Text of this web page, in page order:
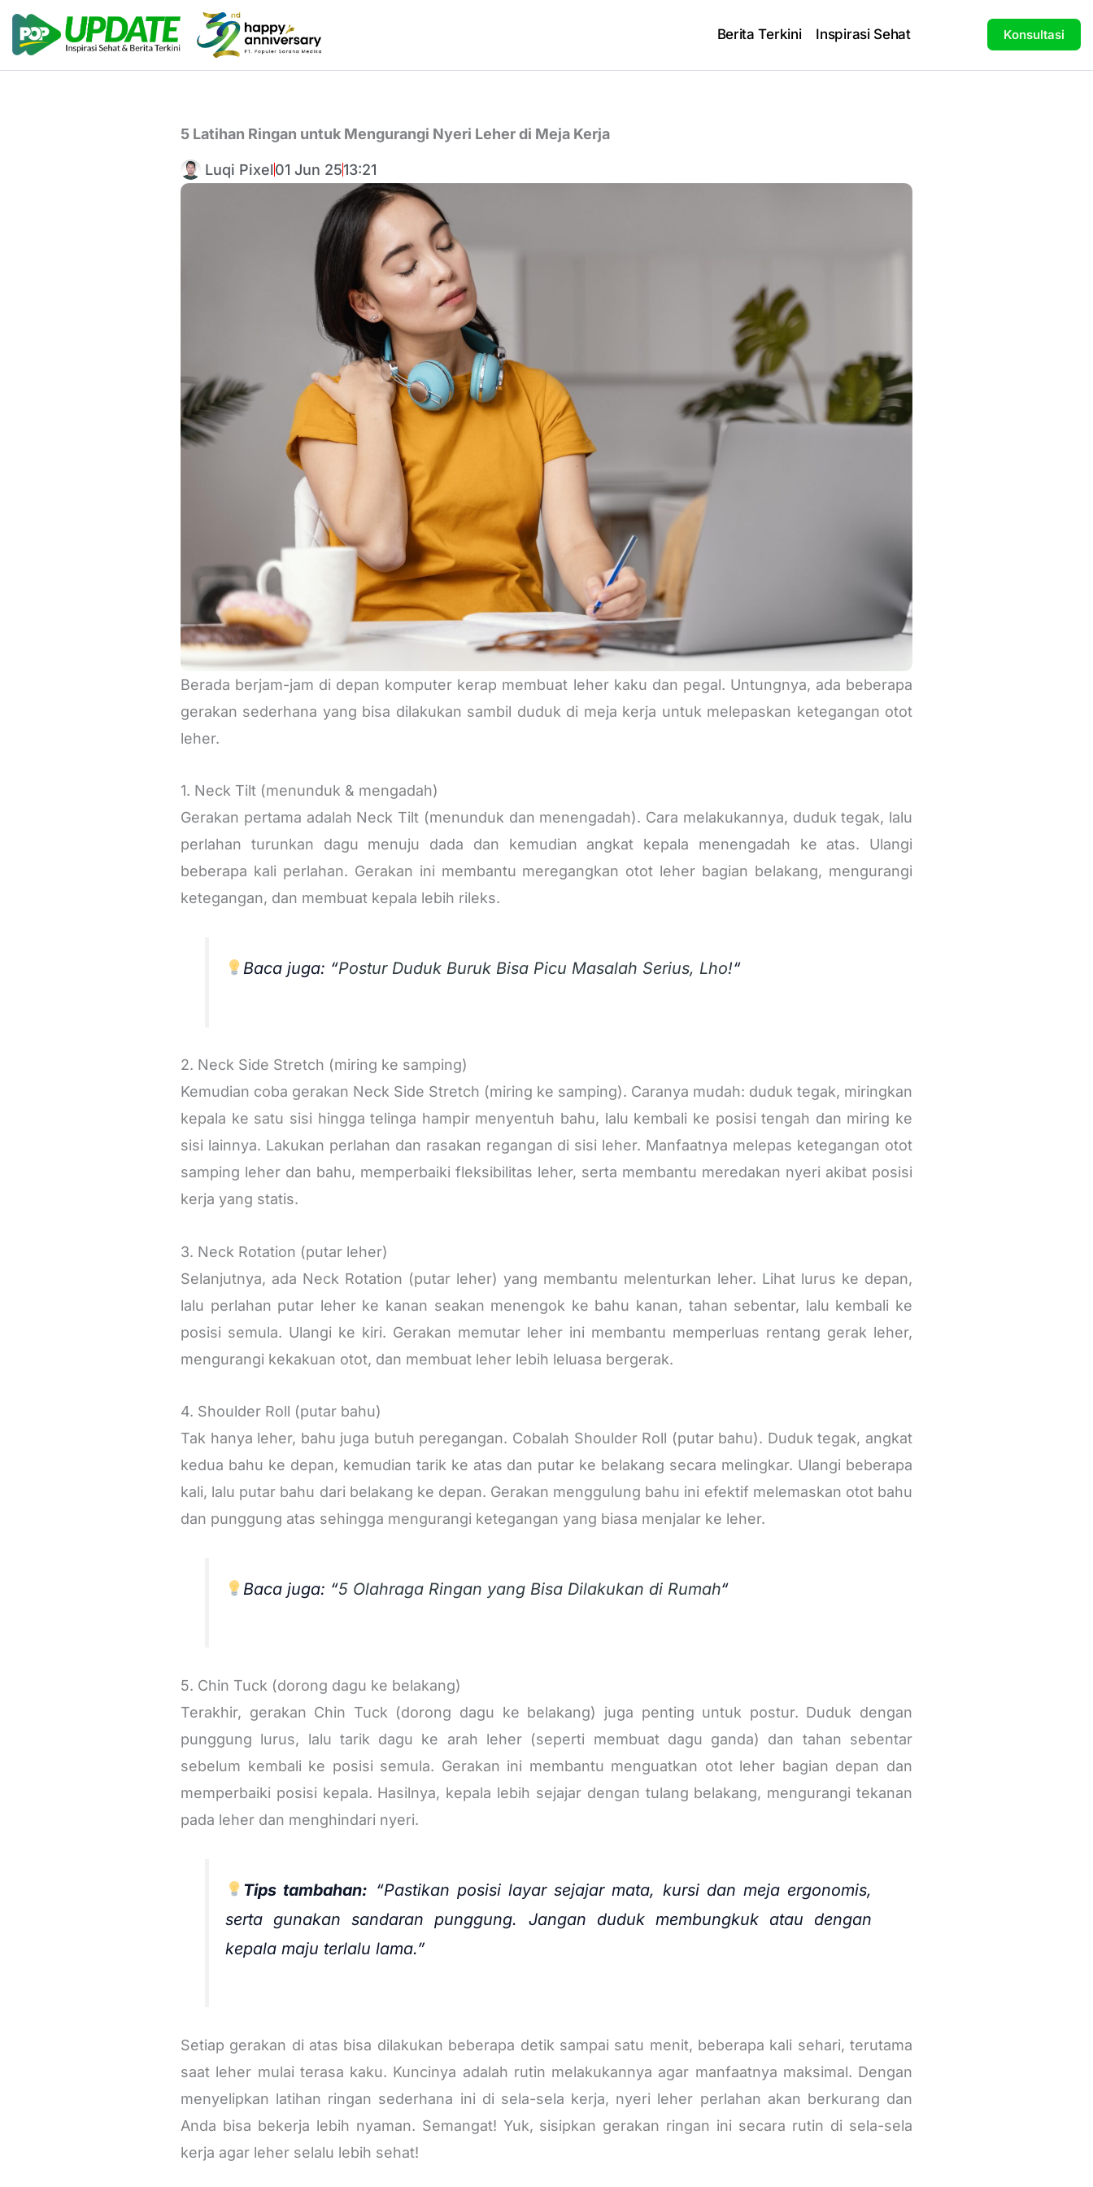
Lewati
konten
Berita Terkini Inspirasi Sehat Konsultasi
5 Latihan Ringan untuk Mengurangi Nyeri Leher di Meja Kerja
Luqi Pixel01 Jun 2513:21
Berada berjam-jam di depan komputer kerap membuat leher kaku dan pegal. Untungnya, ada beberapa
gerakan sederhana yang bisa dilakukan sambil duduk di meja kerja untuk melepaskan ketegangan otot
leher.
1. Neck Tilt (menunduk & mengadah)
Gerakan pertama adalah Neck Tilt (menunduk dan menengadah). Cara melakukannya, duduk tegak, lalu
perlahan turunkan dagu menuju dada dan kemudian angkat kepala menengadah ke atas. Ulangi
beberapa kali perlahan. Gerakan ini membantu meregangkan otot leher bagian belakang, mengurangi
ketegangan, dan membuat kepala lebih rileks.
Baca juga: “Postur Duduk Buruk Bisa Picu Masalah Serius, Lho!“
2. Neck Side Stretch (miring ke samping)
Kemudian coba gerakan Neck Side Stretch (miring ke samping). Caranya mudah: duduk tegak, miringkan
kepala ke satu sisi hingga telinga hampir menyentuh bahu, lalu kembali ke posisi tengah dan miring ke
sisi lainnya. Lakukan perlahan dan rasakan regangan di sisi leher. Manfaatnya melepas ketegangan otot
samping leher dan bahu, memperbaiki fleksibilitas leher, serta membantu meredakan nyeri akibat posisi
kerja yang statis.
3. Neck Rotation (putar leher)
Selanjutnya, ada Neck Rotation (putar leher) yang membantu melenturkan leher. Lihat lurus ke depan,
lalu perlahan putar leher ke kanan seakan menengok ke bahu kanan, tahan sebentar, lalu kembali ke
posisi semula. Ulangi ke kiri. Gerakan memutar leher ini membantu memperluas rentang gerak leher,
mengurangi kekakuan otot, dan membuat leher lebih leluasa bergerak.
4. Shoulder Roll (putar bahu)
Tak hanya leher, bahu juga butuh peregangan. Cobalah Shoulder Roll (putar bahu). Duduk tegak, angkat
kedua bahu ke depan, kemudian tarik ke atas dan putar ke belakang secara melingkar. Ulangi beberapa
kali, lalu putar bahu dari belakang ke depan. Gerakan menggulung bahu ini efektif melemaskan otot bahu
dan punggung atas sehingga mengurangi ketegangan yang biasa menjalar ke leher.
Baca juga: “5 Olahraga Ringan yang Bisa Dilakukan di Rumah“
5. Chin Tuck (dorong dagu ke belakang)
Terakhir, gerakan Chin Tuck (dorong dagu ke belakang) juga penting untuk postur. Duduk dengan
punggung lurus, lalu tarik dagu ke arah leher (seperti membuat dagu ganda) dan tahan sebentar
sebelum kembali ke posisi semula. Gerakan ini membantu menguatkan otot leher bagian depan dan
memperbaiki posisi kepala. Hasilnya, kepala lebih sejajar dengan tulang belakang, mengurangi tekanan
pada leher dan menghindari nyeri.
Tips tambahan: “Pastikan posisi layar sejajar mata, kursi dan meja ergonomis,
serta gunakan sandaran punggung. Jangan duduk membungkuk atau dengan
kepala maju terlalu lama.”
Setiap gerakan di atas bisa dilakukan beberapa detik sampai satu menit, beberapa kali sehari, terutama
saat leher mulai terasa kaku. Kuncinya adalah rutin melakukannya agar manfaatnya maksimal. Dengan
menyelipkan latihan ringan sederhana ini di sela-sela kerja, nyeri leher perlahan akan berkurang dan
Anda bisa bekerja lebih nyaman. Semangat! Yuk, sisipkan gerakan ringan ini secara rutin di sela-sela
kerja agar leher selalu lebih sehat!